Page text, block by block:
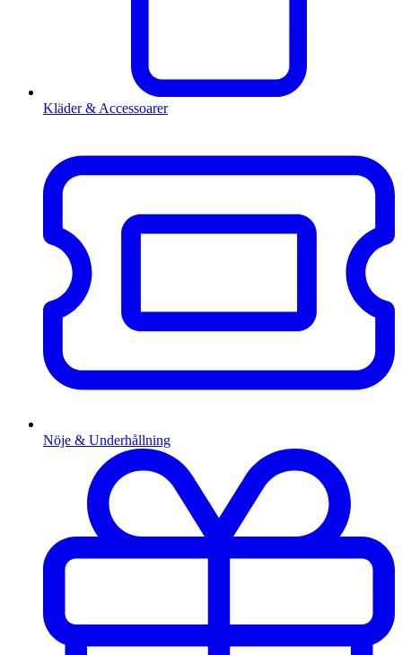
Kläder & Accessoarer
Nöje & Underhållning